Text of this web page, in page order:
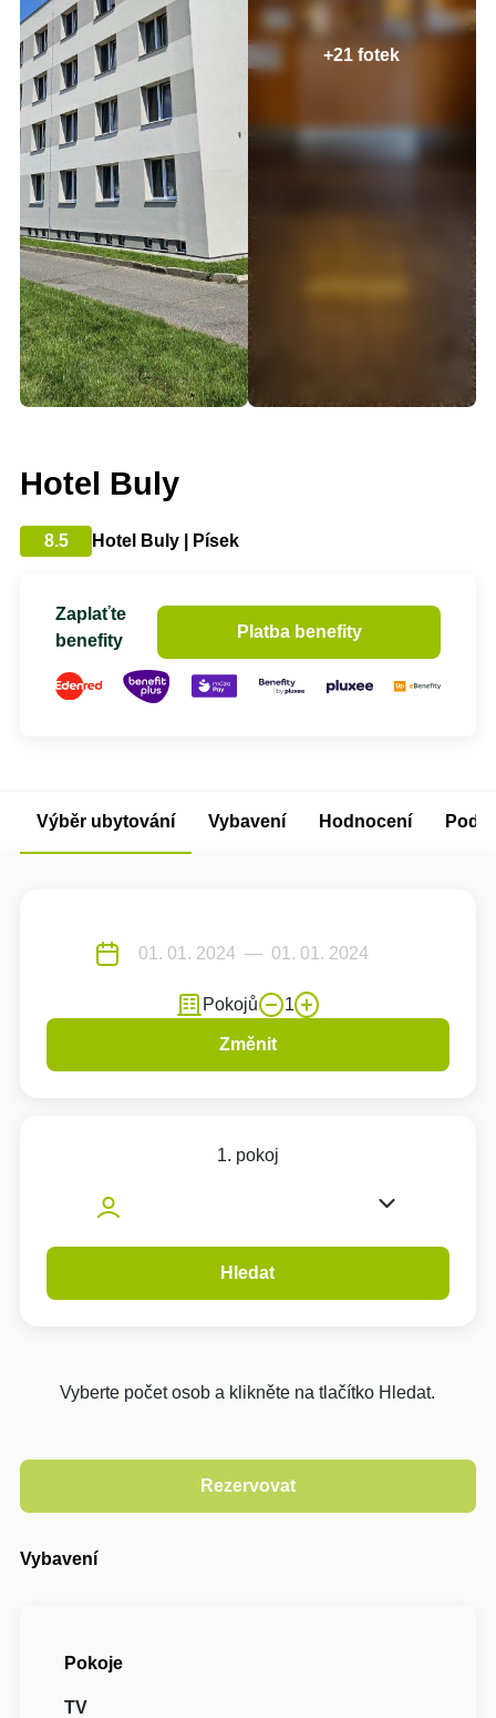
+21 fotek
Hotel Buly
8.5 Hotel Buly | Písek
Zaplaťte
benefity
Platba benefity
Výběr ubytování Vybavení Hodnocení
Pokojů 1
Změnit
1. pokoj
Hledat
Vyberte počet osob a klikněte na tlačítko Hledat.
Vybavení
Pokoje
TV